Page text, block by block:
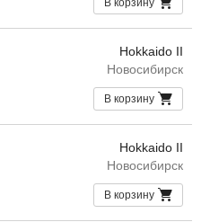
В корзину
Hokkaido II
Новосибирск
В корзину
Hokkaido II
Новосибирск
В корзину